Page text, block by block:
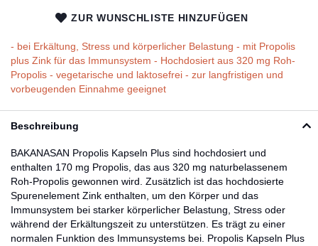
ZUR WUNSCHLISTE HINZUFÜGEN
- bei Erkältung, Stress und körperlicher Belastung - mit Propolis
plus Zink für das Immunsystem - Hochdosiert aus 320 mg Roh-
Propolis - vegetarische und laktosefrei - zur langfristigen und
vorbeugenden Einnahme geeignet
Beschreibung
BAKANASAN Propolis Kapseln Plus sind hochdosiert und
enthalten 170 mg Propolis, das aus 320 mg naturbelassenem
Roh-Propolis gewonnen wird. Zusätzlich ist das hochdosierte
Spurenelement Zink enthalten, um den Körper und das
Immunsystem bei starker körperlicher Belastung, Stress oder
während der Erkältungszeit zu unterstützen. Es trägt zu einer
normalen Funktion des Immunsystems bei. Propolis Kapseln Plus